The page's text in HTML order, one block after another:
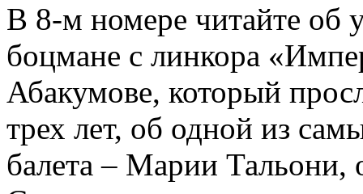
В 8-м номере читайте об
боцмане с линкора
Абакумове, который
трех лет, об одной из
балета – Марии